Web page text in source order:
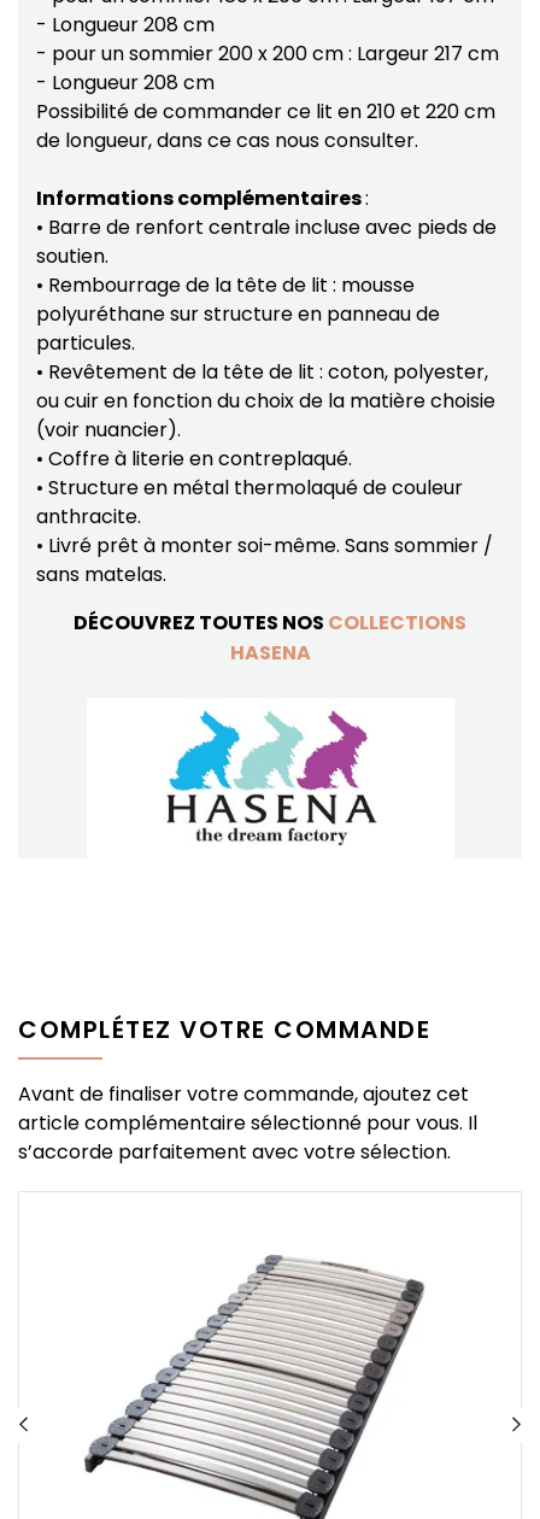
- Longueur 208 cm
- pour un sommier 200 x 200 cm : Largeur 217 cm
- Longueur 208 cm
Possibilité de commander ce lit en 210 et 220 cm
de longueur, dans ce cas nous consulter.
Informations complémentaires:
• Barre de renfort centrale incluse avec pieds de
soutien.
• Rembourrage de la tête de lit : mousse
polyuréthane sur structure en panneau de
particules.
• Revêtement de la tête de lit : coton, polyester,
ou cuir en fonction du choix de la matière choisie
(voir nuancier).
• Coffre à literie en contreplaqué.
• Structure en métal thermolaqué de couleur
anthracite.
• Livré prêt à monter soi-même. Sans sommier /
sans matelas.
DÉCOUVREZ TOUTES NOS COLLECTIONS
HASENA
COMPLÉTEZ VOTRE COMMANDE
Avant de finaliser votre commande, ajoutez cet
article complémentaire sélectionné pour vous. Il
s’accorde parfaitement avec votre sélection.